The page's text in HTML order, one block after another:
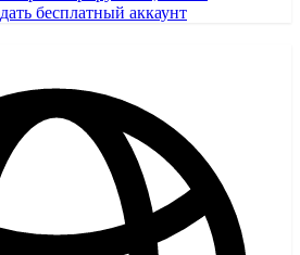
бесплатный аккаунт